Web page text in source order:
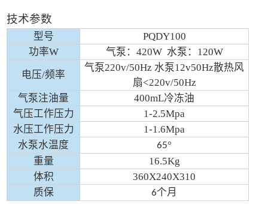
技术参数
型号
PQDY100
功率W
气泵：420W 水泵：120W
电压/频率
气泵220v/50Hz 水泵12v50Hz散热风
扇<220v/50Hz
气泵注油量
400mL冷冻油
气压工作压力
1-2.5Mpa
水压工作压力
1-1.6Mpa
水泵水温度
65°
重量
16.5Kg
体积
360X240X310
质保
6个月